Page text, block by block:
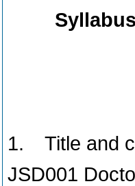
1.
Title and
JSD001